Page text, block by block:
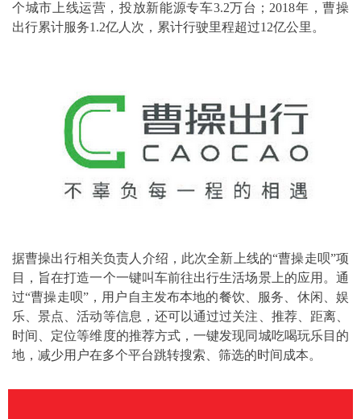
个城市上线运营，投放新能源专车3.2万台；2018年，曹操
出行累计服务1.2亿人次，累计行驶里程超过12亿公里。
据曹操出行相关负责人介绍，此次全新上线的“曹操走呗”项
目，旨在打造一个一键叫车前往出行生活场景上的应用。通
过“曹操走呗”，用户自主发布本地的餐饮、服务、休闲、娱
乐、景点、活动等信息，还可以通过过关注、推荐、距离、
时间、定位等维度的推荐方式，一键发现同城吃喝玩乐目的
地，减少用户在多个平台跳转搜索、筛选的时间成本。